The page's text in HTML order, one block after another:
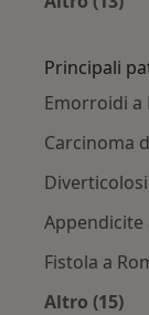
Principali
Emorroidi a
Carcinoma
Appendicite
Fistola a
Altro (15)